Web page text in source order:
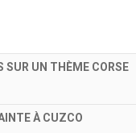
SUR UN THÈME CORSE
À CUZCO